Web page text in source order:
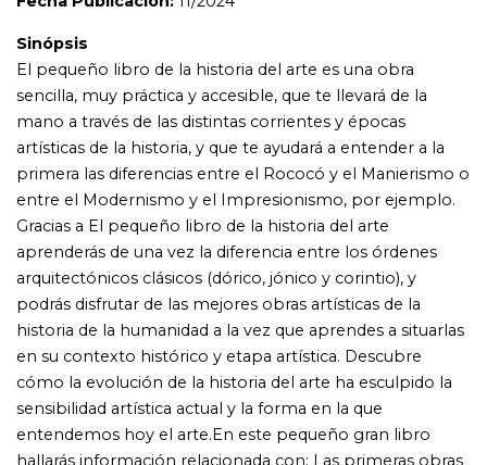
podrás disfrutar de las mejores obras artísticas de la
en su contexto histórico y etapa artística. Descubre
cómo la evolución de la historia del arte ha esculpido la
sensibilidad artística actual y la forma en la que
entendemos hoy el arte.En este pequeño gran libro
hallarás información relacionada con: Las primeras obras
rupestres de las cuevas de Lascaux o piezas como la
Venus de Willendorf. Las maravillas del arte antiguo,
como la tumba de Tutankamón, el Partenón o el palacio
de Sargón II en Khorsabad. Los tesoros del arte
bizantino, islámico, románico y gótico durante la Edad
contemporáneo y sus autores, de Van Gogh a Andy
Wharhol, de Gustave Eiffel a Frank Gehry.En El pequeño
libro de la historia del arte hallarás información
relacionada con todos los términos, conceptos y teorías
esenciales que necesitas saber para comprender las
arte.